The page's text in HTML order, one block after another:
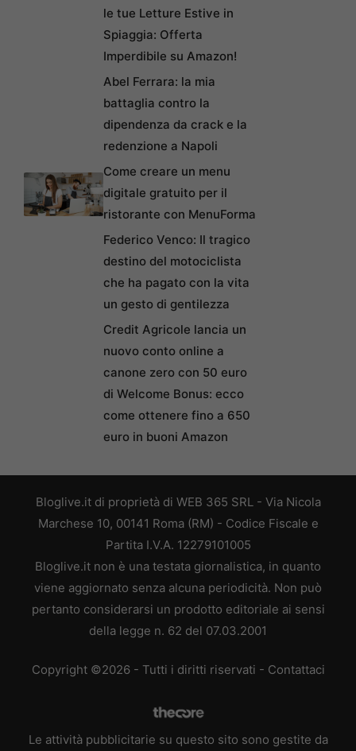
le tue Letture Estive in
Spiaggia: Offerta
Imperdibile su Amazon!
Abel Ferrara: la mia
battaglia contro la
dipendenza da crack e la
redenzione a Napoli
Come creare un menu
digitale gratuito per il
ristorante con MenuForma
Federico Venco: Il tragico
destino del motociclista
che ha pagato con la vita
un gesto di gentilezza
Credit Agricole lancia un
nuovo conto online a
canone zero con 50 euro
di Welcome Bonus: ecco
come ottenere fino a 650
euro in buoni Amazon
Bloglive.it di proprietà di WEB 365 SRL - Via Nicola
Marchese 10, 00141 Roma (RM) - Codice Fiscale e
Partita I.V.A. 12279101005
Bloglive.it non è una testata giornalistica, in quanto
viene aggiornato senza alcuna periodicità. Non può
pertanto considerarsi un prodotto editoriale ai sensi
della legge n. 62 del 07.03.2001
Copyright ©2026 - Tutti i diritti riservati - Contattaci
Le attività pubblicitarie su questo sito sono gestite da